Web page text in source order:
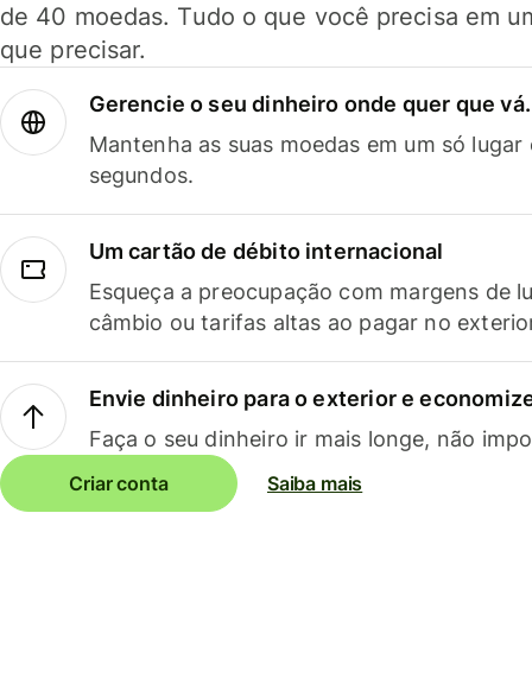
de 40 moedas. Tudo o que você precisa em
que precisar.
Gerencie o seu dinheiro onde quer que vá.
Mantenha as suas moedas em um só
segundos.
Um cartão de débito internacional
Esqueça a preocupação com margens de
câmbio ou tarifas altas ao pagar no
Envie dinheiro para o exterior e
Faça o seu dinheiro ir mais longe, não
Criar conta Saiba mais